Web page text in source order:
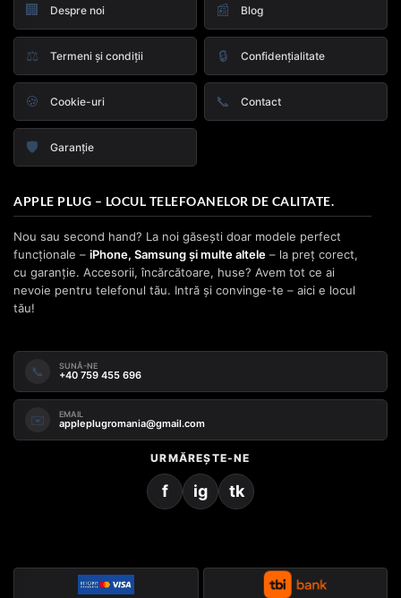
🏢 Despre noi 📰 Blog
⚖️ Termeni și condiții 🔒 Confidențialitate
🍪 Cookie-uri 📞 Contact
🛡️ Garanție
APPLE PLUG – LOCUL TELEFOANELOR DE CALITATE.
Nou sau second hand? La noi găsești doar modele perfect
funcționale – iPhone, Samsung și multe altele – la preț corect,
cu garanție. Accesorii, încărcătoare, huse? Avem tot ce ai
nevoie pentru telefonul tău. Intră și convinge-te – aici e locul
tău!
📞 SUNĂ-NE
+40 759 455 696
✉️ EMAIL
appleplugromania@gmail.com
URMĂREȘTE-NE
f ig tk